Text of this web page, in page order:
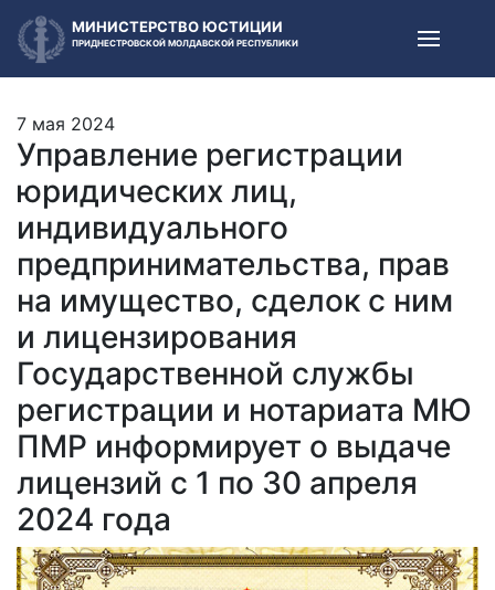
МИНИСТЕРСТВО ЮСТИЦИИ
ПРИДНЕСТРОВСКОЙ МОЛДАВСКОЙ РЕСПУБЛИКИ
7 мая 2024
Управление регистрации
юридических лиц,
индивидуального
предпринимательства, прав
на имущество, сделок с ним
и лицензирования
Государственной службы
регистрации и нотариата МЮ
ПМР информирует о выдаче
лицензий с 1 по 30 апреля
2024 года